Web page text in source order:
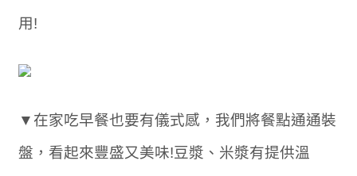
用!
▼在家吃早餐也要有儀式感，我們將餐點通通裝
盤，看起來豐盛又美味!豆漿、米漿有提供溫